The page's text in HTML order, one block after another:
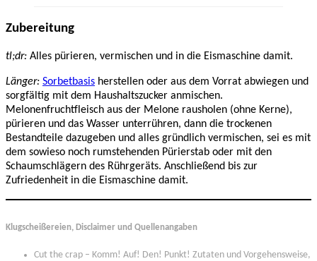
Zubereitung
tl;dr: Alles pürieren, vermischen und in die Eismaschine damit.
Länger: Sorbetbasis herstellen oder aus dem Vorrat abwiegen und
sorgfältig mit dem Haushaltszucker anmischen.
Melonenfruchtfleisch aus der Melone rausholen (ohne Kerne),
pürieren und das Wasser unterrühren, dann die trockenen
Bestandteile dazugeben und alles gründlich vermischen, sei es mit
dem sowieso noch rumstehenden Pürierstab oder mit den
Schaumschlägern des Rührgeräts. Anschließend bis zur
Zufriedenheit in die Eismaschine damit.
Klugscheißereien, Disclaimer und Quellenangaben
Cut the crap – Komm! Auf! Den! Punkt! Zutaten und Vorgehensweise,